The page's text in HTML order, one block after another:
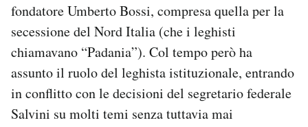
fondatore Umberto Bossi, compresa quella per la
secessione del Nord Italia (che i leghisti
chiamavano “Padania”). Col tempo però ha
assunto il ruolo del leghista istituzionale, entrando
in conflitto con le decisioni del segretario federale
Salvini su molti temi senza tuttavia mai